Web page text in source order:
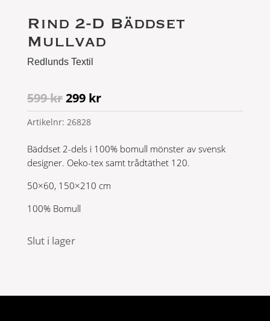
Rind 2-D Bäddset
Mullvad
Redlunds Textil
599krDet
ursprungliga
priset
599 kr.
299 krDet
nuvarande
299 kr.
Artikelnr: 26828
Bäddset 2-dels i 100% bomull mönster av svensk
designer. Oeko-tex samt trådtäthet 120.
50×60, 150×210 cm
100% Bomull
Slut i lager